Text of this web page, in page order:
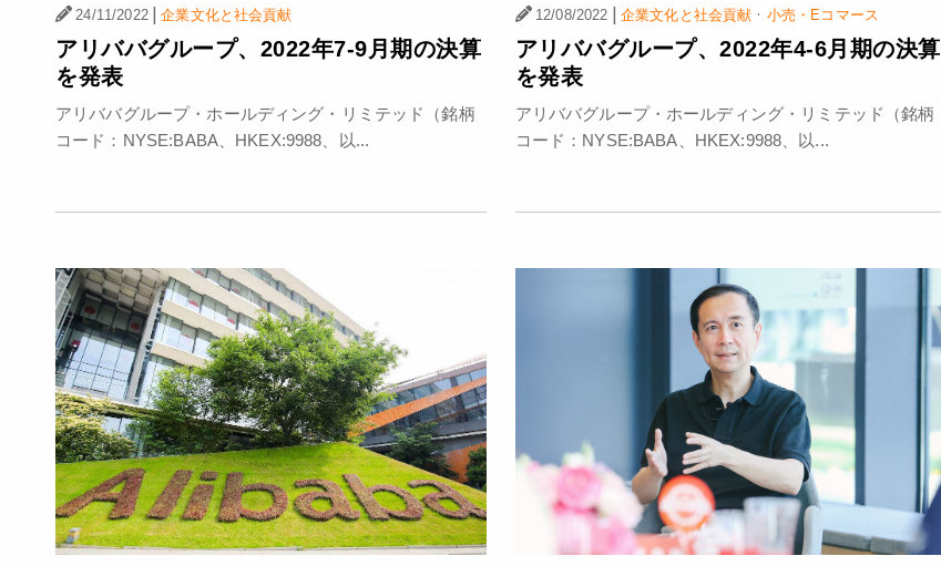
24/11/2022 | 企業文化と社会貢献
アリババグループ、2022年7-9月期の決算
を発表
アリババグループ・ホールディング・リミテッド（銘柄
コード：NYSE:BABA、HKEX:9988、以...
12/08/2022 | 企業文化と社会貢献 · 小売・Eコマース
アリババグループ、2022年4-6月期の決算
を発表
アリババグループ・ホールディング・リミテッド（銘柄
コード：NYSE:BABA、HKEX:9988、以...